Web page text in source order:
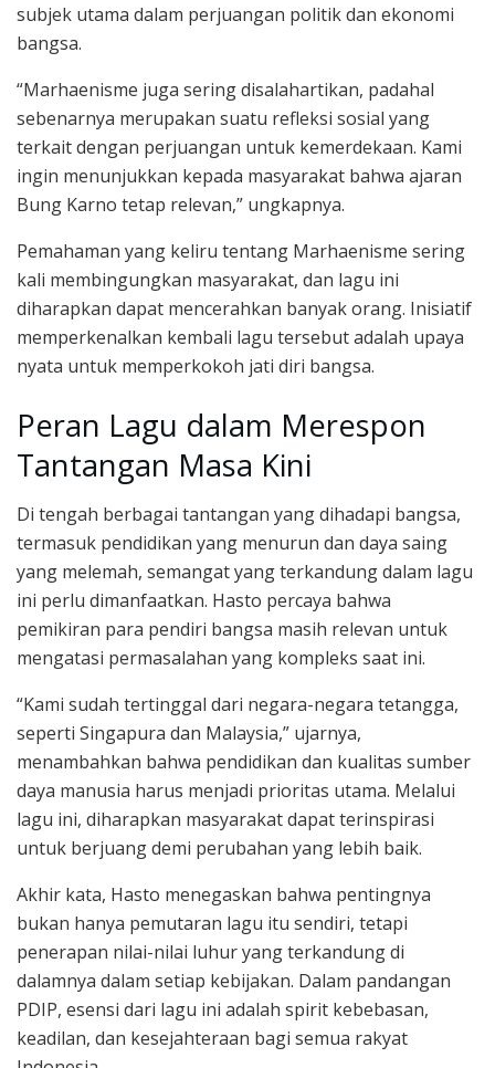
subjek utama dalam perjuangan politik dan ekonomi
bangsa.
“Marhaenisme juga sering disalahartikan, padahal
sebenarnya merupakan suatu refleksi sosial yang
terkait dengan perjuangan untuk kemerdekaan. Kami
ingin menunjukkan kepada masyarakat bahwa ajaran
Bung Karno tetap relevan,” ungkapnya.
Pemahaman yang keliru tentang Marhaenisme sering
kali membingungkan masyarakat, dan lagu ini
diharapkan dapat mencerahkan banyak orang. Inisiatif
memperkenalkan kembali lagu tersebut adalah upaya
nyata untuk memperkokoh jati diri bangsa.
Peran Lagu dalam Merespon
Tantangan Masa Kini
Di tengah berbagai tantangan yang dihadapi bangsa,
termasuk pendidikan yang menurun dan daya saing
yang melemah, semangat yang terkandung dalam lagu
ini perlu dimanfaatkan. Hasto percaya bahwa
pemikiran para pendiri bangsa masih relevan untuk
mengatasi permasalahan yang kompleks saat ini.
“Kami sudah tertinggal dari negara-negara tetangga,
seperti Singapura dan Malaysia,” ujarnya,
menambahkan bahwa pendidikan dan kualitas sumber
daya manusia harus menjadi prioritas utama. Melalui
lagu ini, diharapkan masyarakat dapat terinspirasi
untuk berjuang demi perubahan yang lebih baik.
Akhir kata, Hasto menegaskan bahwa pentingnya
bukan hanya pemutaran lagu itu sendiri, tetapi
penerapan nilai-nilai luhur yang terkandung di
dalamnya dalam setiap kebijakan. Dalam pandangan
PDIP, esensi dari lagu ini adalah spirit kebebasan,
keadilan, dan kesejahteraan bagi semua rakyat